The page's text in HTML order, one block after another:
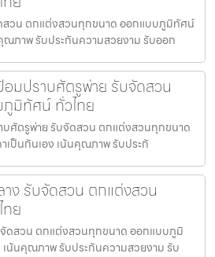
สวน ตกแต่งสวนทุกขนาด ออกแบบภูมิทัศน์
ณภาพ รับประกันความสวยงาม รับออก
มปราบศัตรูพ่าย รับจัดสวน
มิทัศน์ ทั่วไทย
ศัตรูพ่าย รับจัดสวน ตกแต่งสวนทุกขนาด
ป็นกันเอง เน้นคุณภาพ รับประกั
ง รับจัดสวน ตกแต่งสวน
ย
ดสวน ตกแต่งสวนทุกขนาด ออกแบบภูมิ
เน้นคุณภาพ รับประกันความสวยงาม รับ